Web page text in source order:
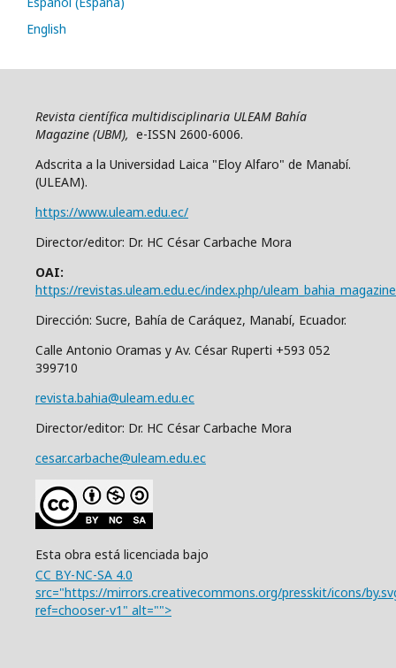
English
Revista científica multidisciplinaria ULEAM Bahía
Magazine (UBM), e-ISSN 2600-6006.
Adscrita a la Universidad Laica "Eloy Alfaro" de Manabí.
(ULEAM).
https://www.uleam.edu.ec/
Director/editor: Dr. HC César Carbache Mora
OAI:
https://revistas.uleam.edu.ec/index.php/
Dirección: Sucre, Bahía de Caráquez, Manabí, Ecuador.
Calle Antonio Oramas y Av. César Ruperti +593 052
399710
revista.bahia@uleam.edu.ec
Director/editor: Dr. HC César Carbache Mora
cesar.carbache@uleam.edu.ec
Esta obra está licenciada bajo
CC BY-NC-SA 4.0
src="https://mirrors.creativecommons.org/presskit/icons/
ref=chooser-v1" alt="">